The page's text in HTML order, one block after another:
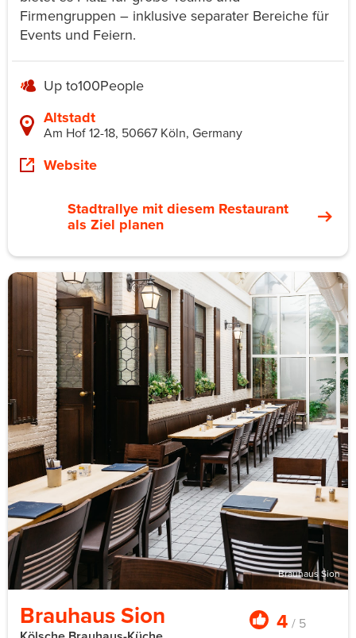
Firmengruppen – inklusive separater Bereiche für
Events und Feiern.
Up to100People
Altstadt
Am Hof 12-18, 50667 Köln, Germany
Website
Stadtrallye mit diesem Restaurant
als Ziel planen
Brauhaus Sion
Brauhaus Sion 4 / 5